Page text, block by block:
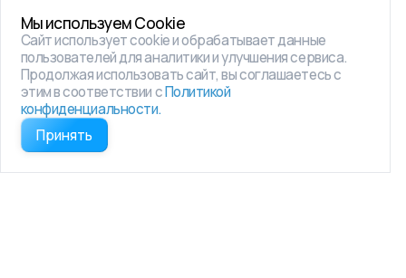
Мы используем Cookie
Сайт использует cookie и обрабатывает данные
пользователей для аналитики и улучшения сервиса.
Продолжая использовать сайт, вы соглашаетесь с
этим в соответствии сПолитикой
конфиденциальности.
Принять